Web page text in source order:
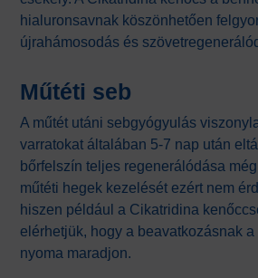
hialuronsavnak köszönhetően
újrahámosodás és
Műtéti seb
A műtét utáni sebgyógyulás
varratokat általában 5-7 nap után
bőrfelszín teljes regenerálódása
műtéti hegek kezelését ezért nem
hiszen például a Cikatridina
elérhetjük, hogy a beavatkozásnak
nyoma maradjon.